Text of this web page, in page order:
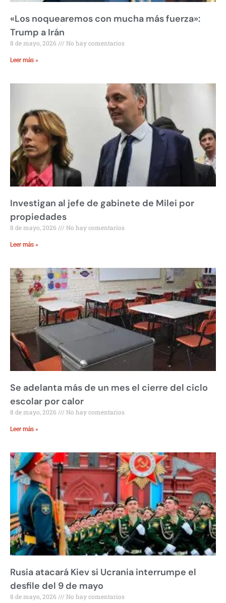
«Los noquearemos con mucha más fuerza»:
Trump a Irán
8 de mayo, 2026 No hay comentarios
Leer más »
Investigan al jefe de gabinete de Milei por
propiedades
8 de mayo, 2026 No hay comentarios
Leer más »
Se adelanta más de un mes el cierre del ciclo
escolar por calor
8 de mayo, 2026 No hay comentarios
Leer más »
Rusia atacará Kiev si Ucrania interrumpe el
desfile del 9 de mayo
8 de mayo, 2026 No hay comentarios